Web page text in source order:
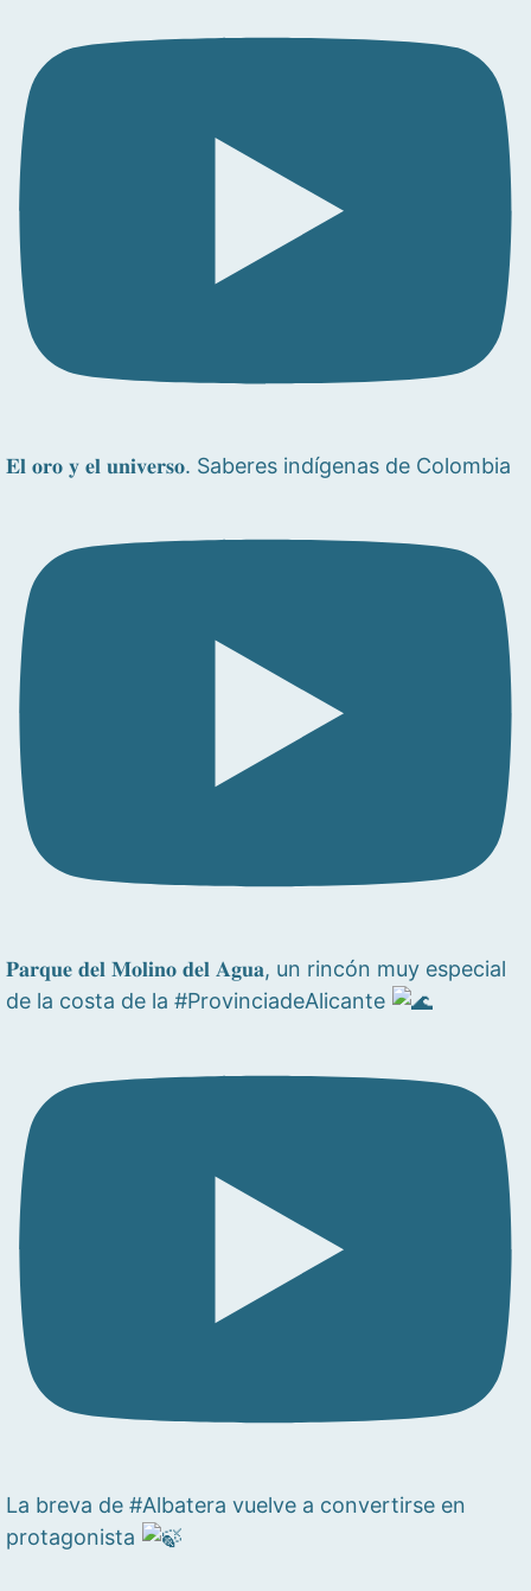
𝐄𝐥 𝐨𝐫𝐨 𝐲 𝐞𝐥 𝐮𝐧𝐢𝐯𝐞𝐫𝐬𝐨. Saberes indígenas de Colombia
𝐏𝐚𝐫𝐪𝐮𝐞 𝐝𝐞𝐥 𝐌𝐨𝐥𝐢𝐧𝐨 𝐝𝐞𝐥 𝐀𝐠𝐮𝐚, un rincón muy especial
de la costa de la #ProvinciadeAlicante
La breva de #Albatera vuelve a convertirse en
protagonista